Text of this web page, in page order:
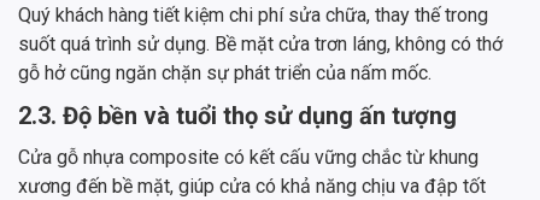
Quý khách hàng tiết kiệm chi phí sửa chữa, thay thế trong
suốt quá trình sử dụng. Bề mặt cửa trơn láng, không có thớ
gỗ hở cũng ngăn chặn sự phát triển của nấm mốc.
2.3. Độ bền và tuổi thọ sử dụng ấn tượng
Cửa gỗ nhựa composite có kết cấu vững chắc từ khung
xương đến bề mặt, giúp cửa có khả năng chịu va đập tốt